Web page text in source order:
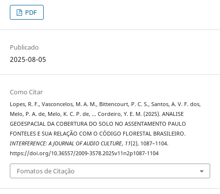
PDF
Publicado
2025-08-05
Como Citar
Lopes, R. F., Vasconcelos, M. A. M., Bittencourt, P. C. S., Santos, A. V. F. dos,
Melo, P. A. de, Melo, K. C. P. de, … Cordeiro, Y. E. M. (2025). ANALISE
GEOESPACIAL DA COBERTURA DO SOLO NO ASSENTAMENTO PAULO
FONTELES E SUA RELAÇÃO COM O CÓDIGO FLORESTAL BRASILEIRO.
INTERFERENCE: A JOURNAL OF AUDIO CULTURE, 11(2), 1087–1104.
https://doi.org/10.36557/2009-3578.2025v11n2p1087-1104
Fomatos de Citação